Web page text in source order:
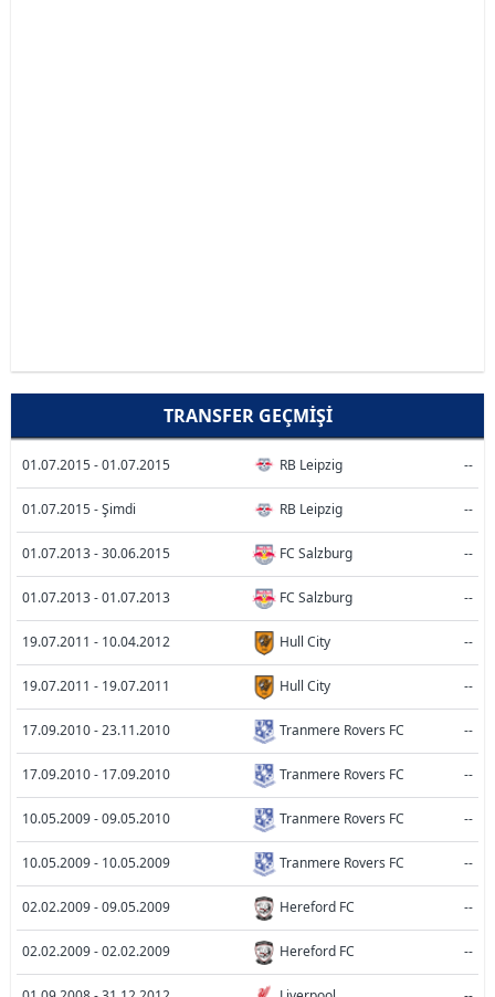
TRANSFER GEÇMIŞI
01.07.2015 - 01.07.2015 RB Leipzig --
01.07.2015 - Şimdi RB Leipzig --
01.07.2013 - 30.06.2015 FC Salzburg --
01.07.2013 - 01.07.2013 FC Salzburg --
19.07.2011 - 10.04.2012 Hull City --
19.07.2011 - 19.07.2011 Hull City --
17.09.2010 - 23.11.2010 Tranmere Rovers FC --
17.09.2010 - 17.09.2010 Tranmere Rovers FC --
10.05.2009 - 09.05.2010 Tranmere Rovers FC --
10.05.2009 - 10.05.2009 Tranmere Rovers FC --
02.02.2009 - 09.05.2009 Hereford FC --
02.02.2009 - 02.02.2009 Hereford FC --